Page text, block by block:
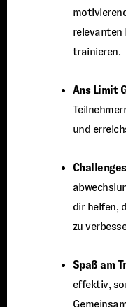
relevanten
trainieren.
Ans Limit
und
dir helfen,
zu
Spaß am
effektiv,